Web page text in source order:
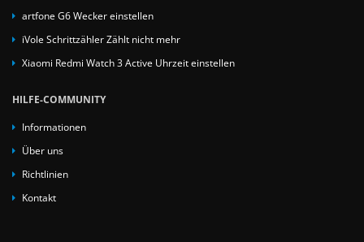
artfone G6 Wecker einstellen
iVole Schrittzähler Zählt nicht mehr
Xiaomi Redmi Watch 3 Active Uhrzeit einstellen
HILFE-COMMUNITY
Informationen
Über uns
Richtlinien
Kontakt